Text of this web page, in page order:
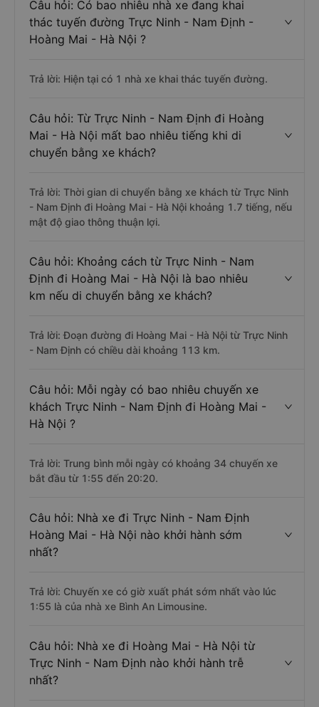
Câu hỏi: Có bao nhiêu nhà xe đang khai
thác tuyến đường Trực Ninh - Nam Định -
Hoàng Mai - Hà Nội ?
Trả lời: Hiện tại có 1 nhà xe khai thác tuyến đường.
Câu hỏi: Từ Trực Ninh - Nam Định đi Hoàng
Mai - Hà Nội mất bao nhiêu tiếng khi di
chuyển bằng xe khách?
Trả lời: Thời gian di chuyển bằng xe khách từ Trực Ninh
- Nam Định đi Hoàng Mai - Hà Nội khoảng 1.7 tiếng, nếu
mật độ giao thông thuận lợi.
Câu hỏi: Khoảng cách từ Trực Ninh - Nam
Định đi Hoàng Mai - Hà Nội là bao nhiêu
km nếu di chuyển bằng xe khách?
Trả lời: Đoạn đường đi Hoàng Mai - Hà Nội từ Trực Ninh
- Nam Định có chiều dài khoảng 113 km.
Câu hỏi: Mỗi ngày có bao nhiêu chuyến xe
khách Trực Ninh - Nam Định đi Hoàng Mai -
Hà Nội ?
Trả lời: Trung bình mỗi ngày có khoảng 34 chuyến xe
bắt đầu từ 1:55 đến 20:20.
Câu hỏi: Nhà xe đi Trực Ninh - Nam Định
Hoàng Mai - Hà Nội nào khởi hành sớm
nhất?
Trả lời: Chuyến xe có giờ xuất phát sớm nhất vào lúc
1:55 là của nhà xe Bình An Limousine.
Câu hỏi: Nhà xe đi Hoàng Mai - Hà Nội từ
Trực Ninh - Nam Định nào khởi hành trễ
nhất?